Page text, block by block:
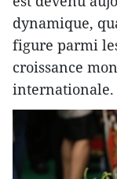
dynamique,
figure parmi
croissance
internationale.